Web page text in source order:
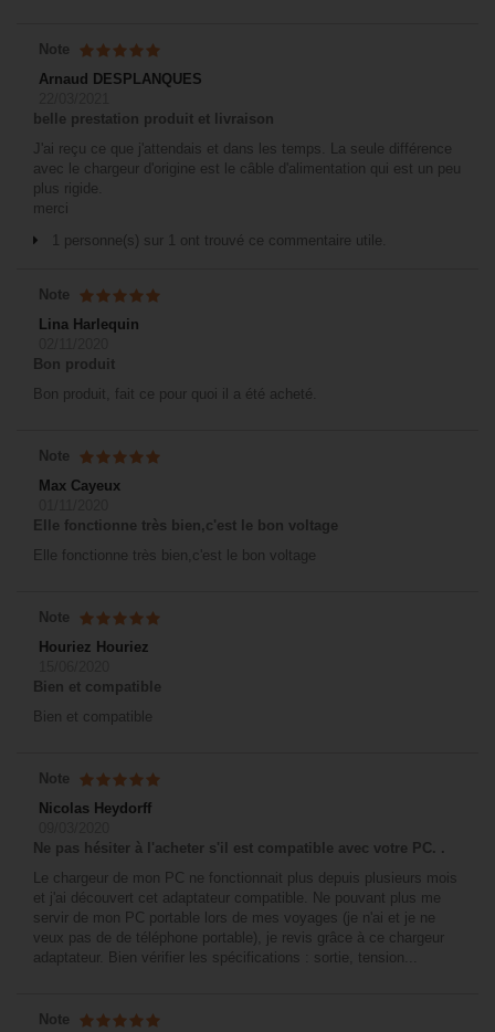
Note
Arnaud DESPLANQUES
belle prestation produit et livraison
J'ai reçu ce que j'attendais et dans les temps. La seule différence
avec le chargeur d'origine est le câble d'alimentation qui est un peu
plus rigide.
merci
1 personne(s) sur 1 ont trouvé ce commentaire utile.
Note
Lina Harlequin
Bon produit
Bon produit, fait ce pour quoi il a été acheté.
Note
Max Cayeux
Elle fonctionne très bien,c'est le bon voltage
Elle fonctionne très bien,c'est le bon voltage
Note
Houriez Houriez
Bien et compatible
Bien et compatible
Note
Nicolas Heydorff
Ne pas hésiter à l'acheter s'il est compatible avec votre PC. .
Le chargeur de mon PC ne fonctionnait plus depuis plusieurs mois
et j'ai découvert cet adaptateur compatible. Ne pouvant plus me
servir de mon PC portable lors de mes voyages (je n'ai et je ne
veux pas de de téléphone portable), je revis grâce à ce chargeur
adaptateur. Bien vérifier les spécifications : sortie, tension...
Note